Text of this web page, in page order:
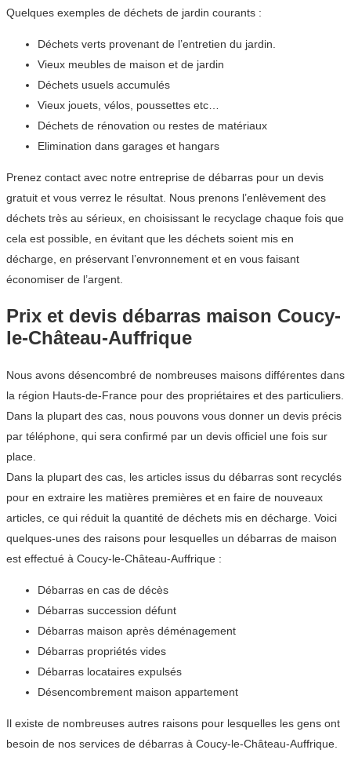
Quelques exemples de déchets de jardin courants :
Déchets verts provenant de l’entretien du jardin.
Vieux meubles de maison et de jardin
Déchets usuels accumulés
Vieux jouets, vélos, poussettes etc…
Déchets de rénovation ou restes de matériaux
Elimination dans garages et hangars
Prenez contact avec notre entreprise de débarras pour un devis
gratuit et vous verrez le résultat. Nous prenons l’enlèvement des
déchets très au sérieux, en choisissant le recyclage chaque fois que
cela est possible, en évitant que les déchets soient mis en
décharge, en préservant l’envronnement et en vous faisant
économiser de l’argent.
Prix et devis débarras maison Coucy-
le-Château-Auffrique
Nous avons désencombré de nombreuses maisons différentes dans
la région Hauts-de-France pour des propriétaires et des particuliers.
Dans la plupart des cas, nous pouvons vous donner un devis précis
par téléphone, qui sera confirmé par un devis officiel une fois sur
place.
Dans la plupart des cas, les articles issus du débarras sont recyclés
pour en extraire les matières premières et en faire de nouveaux
articles, ce qui réduit la quantité de déchets mis en décharge. Voici
quelques-unes des raisons pour lesquelles un débarras de maison
est effectué à Coucy-le-Château-Auffrique :
Débarras en cas de décès
Débarras succession défunt
Débarras maison après déménagement
Débarras propriétés vides
Débarras locataires expulsés
Désencombrement maison appartement
Il existe de nombreuses autres raisons pour lesquelles les gens ont
besoin de nos services de débarras à Coucy-le-Château-Auffrique.